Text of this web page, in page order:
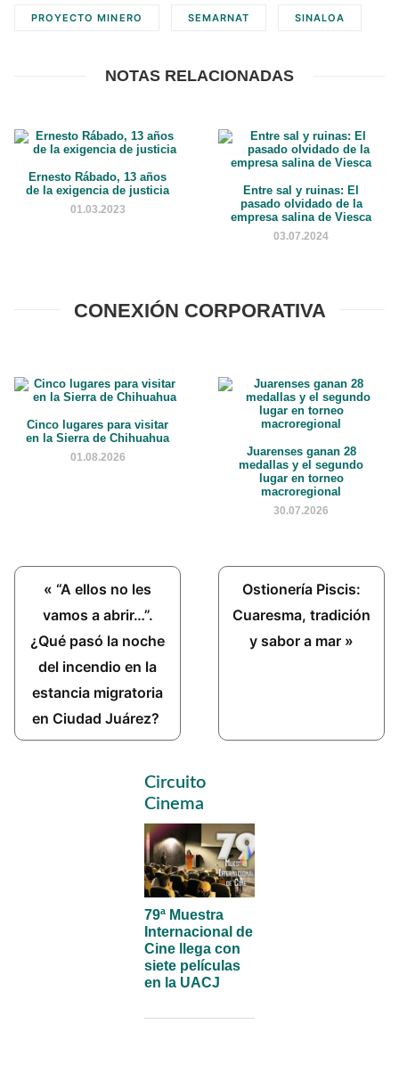
PROYECTO MINERO SEMARNAT SINALOA
NOTAS RELACIONADAS
Ernesto Rábado, 13 años
de la exigencia de justicia
01.03.2023
Entre sal y ruinas: El
pasado olvidado de la
empresa salina de Viesca
03.07.2024
CONEXIÓN CORPORATIVA
Cinco lugares para visitar
en la Sierra de Chihuahua
01.08.2026
Juarenses ganan 28
medallas y el segundo
lugar en torneo
macroregional
30.07.2026
Previous
Post:
« “A ellos no les
vamos a abrir…”.
¿Qué pasó la noche
del incendio en la
estancia migratoria
en Ciudad Juárez?
Next
Post:
Ostionería Piscis:
Cuaresma, tradición
y sabor a mar »
Primary
Sidebar
Circuito
Cinema
79ª Muestra
Internacional de
Cine llega con
siete películas
en la UACJ